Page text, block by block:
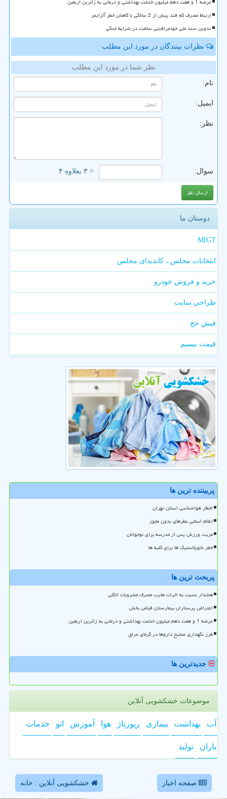
عرضه 1 و هفت دهم میلیون خدمت بهداشتی و درمانی به زائرین اربعین
ارتباط مصرف کم قند پیش از 2 سالگی با کاهش خطر آلزایمر
تدوین سند ملی خودمراقبتی سلامت در شرایط جنگی
نظرات بینندگان در مورد این مطلب
نظر شما در مورد این مطلب
نام:
ایمیل:
نظر:
سوال: = ۳ بعلاوه ۴
دوستان ما
MIGT
انتخابات مجلس ، کاندیدای مجلس
خرید و فروش خودرو
طراحی سایت
فیش حج
قیمت بیسیم
پربیننده ترین ها
اخطار هواشناسی استان تهران
اعلام اسامی عطرهای بدون مجوز
مزیت ورزش پس از مدرسه برای نوجوانان
خطر نانوپلاستیک ها برای کلیه ها
پربحث ترین ها
هشدار نسبت به اثرات مخرب مصرف مشروبات الکلی
اعتراض پرستاران بیمارستان فیاض بخش
عرضه 1 و هفت دهم میلیون خدمت بهداشتی و درمانی به زائرین اربعین
طرز نگهداری صحیح داروها در گرمای عراق
جدیدترین ها
موضوعات خشکشویی آنلاین
آب بهداشت بیماری رپورتاژ هوا آموزش اتو خدمات
باران تولید
صفحه اخبار خشکشویی آنلاین : خانه